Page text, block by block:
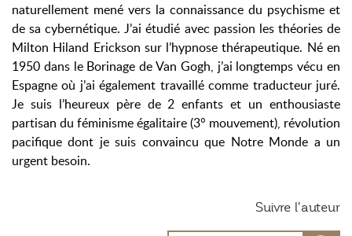
naturellement mené vers la connaissance du psychisme et
de sa cybernétique. J’ai étudié avec passion les théories de
Milton Hiland Erickson sur l’hypnose thérapeutique. Né en
1950 dans le Borinage de Van Gogh, j’ai longtemps vécu en
Espagne où j’ai également travaillé comme traducteur juré.
Je suis l’heureux père de 2 enfants et un enthousiaste
partisan du féminisme égalitaire (3° mouvement), révolution
pacifique dont je suis convaincu que Notre Monde a un
urgent besoin.
Suivre l'auteur